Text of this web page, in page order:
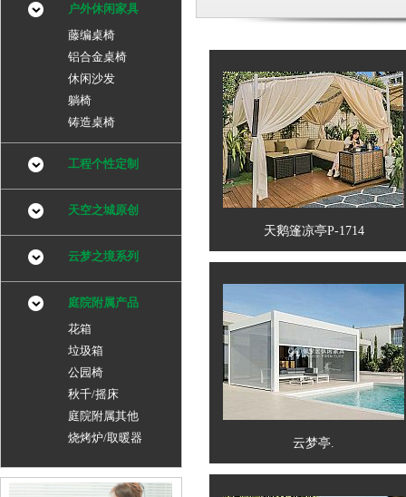
天鹅篷凉亭P-1714
云梦亭.
户外休闲家具
藤编桌椅
铝合金桌椅
休闲沙发
躺椅
铸造桌椅
工程个性定制
天空之城原创
云梦之境系列
庭院附属产品
花箱
垃圾箱
公园椅
秋千/摇床
庭院附属其他
烧烤炉/取暖器